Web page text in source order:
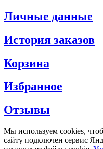
Личные данные
История заказов
Корзина
Избранное
Отзывы
Мы используем cookies,
сайту подключен сервис